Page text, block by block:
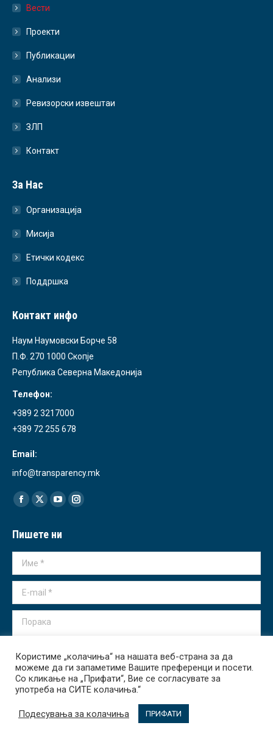
Вести
Проекти
Публикации
Анализи
Ревизорски извештаи
ЗЛП
Контакт
За Нас
Организација
Мисија
Етички кодекс
Поддршка
Контакт инфо
Наум Наумовски Борче 58
П.Ф. 270 1000 Скопје
Република Северна Македонија
Телефон:
+389 2 3217000
+389 72 255 678
Email:
info@transparency.mk
Find us on:
Facebook
opens
in
new
X
opens
in
YouTube
opens
in
Instagram
in
Пишете ни
Име *
E-mail *
Порака
Испрати
Користиме „колачиња“ на нашата веб-страна за да
можеме да ги запаметиме Вашите преференци и посети.
Со кликање на „Прифати“, Вие се согласувате за
употреба на СИТЕ колачиња.“
Подесувања за колачиња ПРИФАТИ